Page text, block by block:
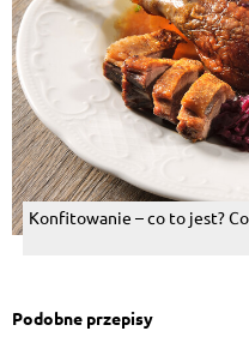
Konfitowanie – co to jest?
Podobne przepisy